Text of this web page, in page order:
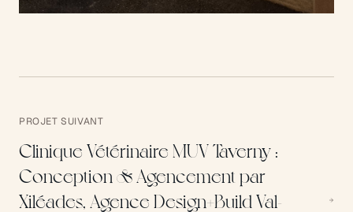
PROJET SUIVANT
Clinique Vétérinaire MUV Taverny :
Conception & Agencement par
Xiléades, Agence Design+Build Val-